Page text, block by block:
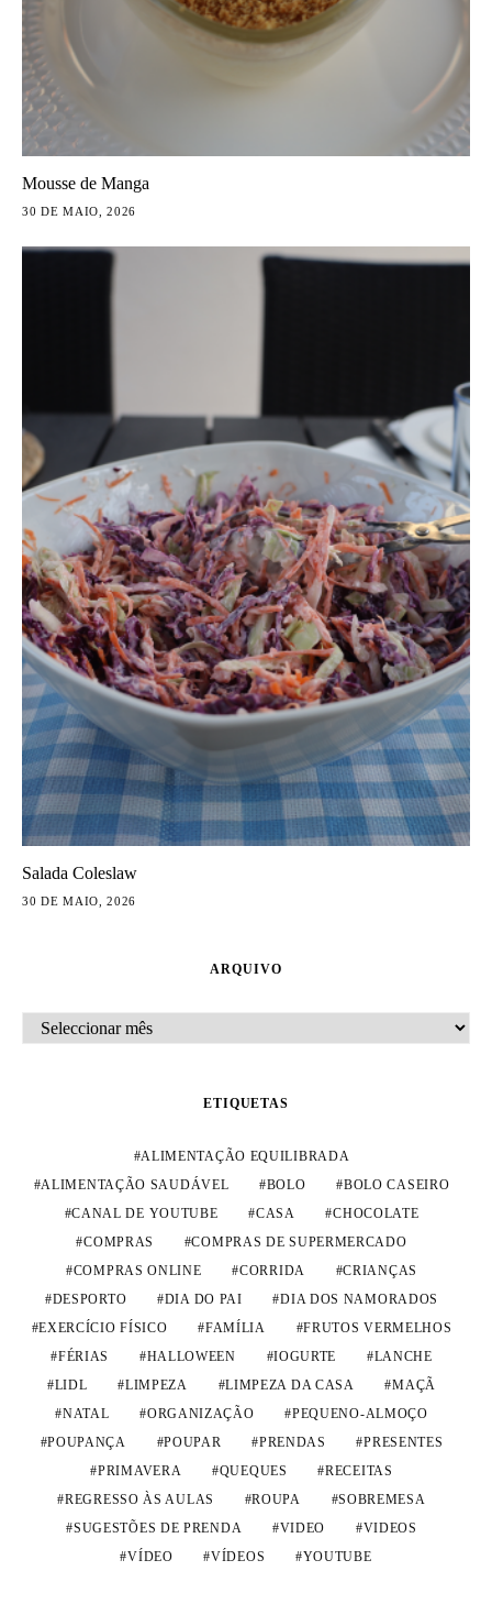
Mousse de Manga
30 DE MAIO, 2026
Salada Coleslaw
30 DE MAIO, 2026
ARQUIVO
ARQUIVO
ETIQUETAS
ALIMENTAÇÃO EQUILIBRADA
ALIMENTAÇÃO SAUDÁVEL
BOLO
BOLO CASEIRO
CANAL DE YOUTUBE
CASA
CHOCOLATE
COMPRAS
COMPRAS DE SUPERMERCADO
COMPRAS ONLINE
CORRIDA
CRIANÇAS
DESPORTO
DIA DO PAI
DIA DOS NAMORADOS
EXERCÍCIO FÍSICO
FAMÍLIA
FRUTOS VERMELHOS
FÉRIAS
HALLOWEEN IOGURTE
LANCHE
LIDL
LIMPEZA LIMPEZA DA CASA
MAÇÃ
NATAL
ORGANIZAÇÃO
PEQUENO-ALMOÇO
POUPANÇA
POUPAR PRENDAS
PRESENTES
PRIMAVERA
QUEQUES
RECEITAS
REGRESSO ÀS AULAS
ROUPA
SOBREMESA
SUGESTÕES DE PRENDA
VIDEO
VIDEOS
VÍDEO
VÍDEOS YOUTUBE